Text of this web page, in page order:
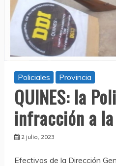
Policiales Provincia
QUINES: la
infracción a
2 julio, 2023
Efectivos de la Dirección